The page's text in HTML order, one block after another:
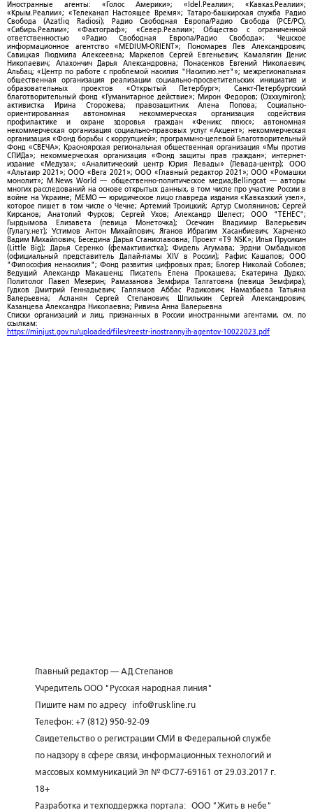
Иностранные агенты: «Голос Америки»; «Idel.Реалии»; «Кавказ.Реалии»;
«Крым.Реалии»; «Телеканал Настоящее Время»; Татаро-башкирская служба Радио
Свобода (Azatliq Radiosi); Радио Свободная Европа/Радио Свобода (PCE/PC);
«Сибирь.Реалии»; «Фактограф»; «Север.Реалии»; Общество с ограниченной
ответственностью «Радио Свободная Европа/Радио Свобода»; Чешское
информационное агентство «MEDIUM-ORIENT»; Пономарев Лев Александрович;
Савицкая Людмила Алексеевна; Маркелов Сергей Евгеньевич; Камалягин Денис
Николаевич; Апахончич Дарья Александровна; Понасенков Евгений Николаевич;
Альбац; «Центр по работе с проблемой насилия "Насилию.нет"»; межрегиональная
общественная организация реализации социально-просветительских инициатив и
образовательных проектов «Открытый Петербург»; Санкт-Петербургский
благотворительный фонд «Гуманитарное действие»; Мирон Федоров; (Oxxxymiron);
активистка Ирина Сторожева; правозащитник Алена Попова; Социально-
ориентированная автономная некоммерческая организация содействия
профилактике и охране здоровья граждан «Феникс плюс»; автономная
некоммерческая организация социально-правовых услуг «Акцент»; некоммерческая
организация «Фонд борьбы с коррупцией»; программно-целевой Благотворительный
Фонд «СВЕЧА»; Красноярская региональная общественная организация «Мы против
СПИДа»; некоммерческая организация «Фонд защиты прав граждан»; интернет-
издание «Медуза»; «Аналитический центр Юрия Левады» (Левада-центр); ООО
«Альтаир 2021»; ООО «Вега 2021»; ООО «Главный редактор 2021»; ООО «Ромашки
монолит»; M.News World — общественно-политическое медиа;Bellingcat — авторы
многих расследований на основе открытых данных, в том числе про участие России в
войне на Украине; МЕМО — юридическое лицо главреда издания «Кавказский узел»,
которое пишет в том числе о Чечне; Артемий Троицкий; Артур Смолянинов; Сергей
Кирсанов; Анатолий Фурсов; Сергей Ухов; Александр Шелест; ООО "ТЕНЕС";
Гырдымова Елизавета (певица Монеточка); Осечкин Владимир Валерьевич
(Гулагу.нет); Устимов Антон Михайлович; Яганов Ибрагим Хасанбиевич; Харченко
Вадим Михайлович; Беседина Дарья Станиславовна; Проект «T9 NSK»; Илья Прусикин
(Little Big); Дарья Серенко (фемактивистка); Фидель Агумава; Эрдни Омбадыков
(официальный представитель Далай-ламы XIV в России); Рафис Кашапов; ООО
"Философия ненасилия"; Фонд развития цифровых прав; Блогер Николай Соболев;
Ведущий Александр Макашенц; Писатель Елена Прокашева; Екатерина Дудко;
Политолог Павел Мезерин; Рамазанова Земфира Талгатовна (певица Земфира);
Гудков Дмитрий Геннадьевич; Галлямов Аббас Радикович; Намазбаева Татьяна
Валерьевна; Асланян Сергей Степанович; Шпилькин Сергей Александрович;
Казанцева Александра Николаевна; Ривина Анна Валерьевна
Списки организаций и лиц, признанных в России иностранными агентами, см. по
ссылкам:
https://minjust.gov.ru/uploaded/files/reestr-inostrannyih-agentov-10022023.pdf
Главный редактор — А.Д.Степанов
Учредитель ООО "Русская народная линия"
Пишите нам по адресу
info@ruskline.ru
Телефон: +7 (812) 950-92-09
Свидетельство о регистрации СМИ в Федеральной службе
по надзору в сфере связи, информационных технологий и
массовых коммуникаций Эл № ФС77-69161 от 29.03.2017 г.
18+
Разработка и техподдержка портала: ООО "Жить в небе"